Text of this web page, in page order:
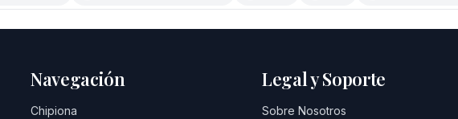
Navegación
Chipiona
Legal y Soporte
Sobre Nosotros